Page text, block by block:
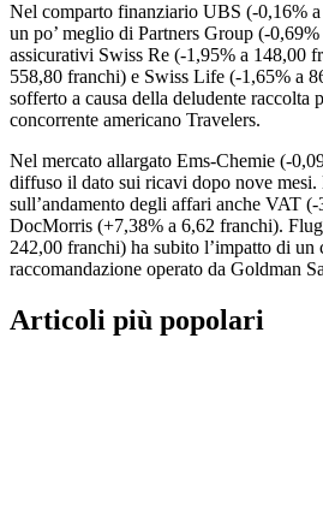
Nel comparto finanziario UBS (-0,16%
un po’ meglio di Partners Group (-
assicurativi Swiss Re (-1,95% a 148,00
558,80 franchi) e Swiss Life (-1,65% a
sofferto a causa della deludente raccolta
concorrente americano Travelers.
Nel mercato allargato Ems-Chemie (-
diffuso il dato sui ricavi dopo nove
sull’andamento degli affari anche VAT
DocMorris (+7,38% a 6,62 franchi).
242,00 franchi) ha subito l’impatto di un
raccomandazione operato da Goldman
Articoli più popolari